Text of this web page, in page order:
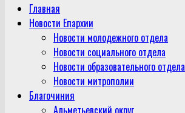
Главная
Новости Епархии
Новости молодежного отдела
Новости социального отдела
Новости образовательного отдела
Новости митрополии
Благочиния
Альметьевский округ